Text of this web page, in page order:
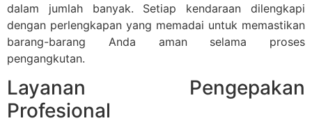
dalam jumlah banyak. Setiap kendaraan dilengkapi
dengan perlengkapan yang memadai untuk memastikan
barang-barang Anda aman selama proses
pengangkutan.
Layanan Pengepakan
Profesional